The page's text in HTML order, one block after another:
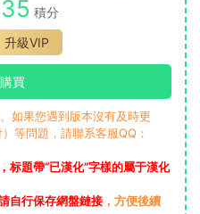
35 積分
升級VIP
買
如果您遇到版本沒有及時更
等問題，請聯系客服QQ：
标題帶“已漢化”字樣的屬于漢化
自行保存網盤鏈接 ，方便後續